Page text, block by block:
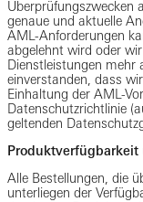
Überprüfungszwecken
genaue und aktuelle
AML-Anforderungen
abgelehnt wird oder
Dienstleistungen mehr
einverstanden, dass
Einhaltung der AML-
Datenschutzrichtlinie
geltenden
Alle Bestellungen, die
unterliegen der